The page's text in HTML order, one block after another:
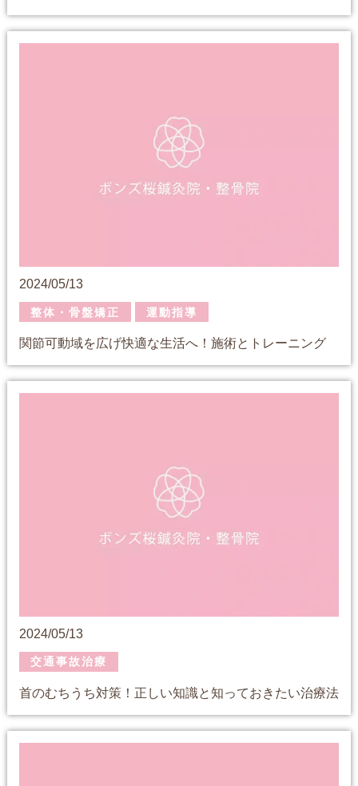
2024/05/13
整体・骨盤矯正 運動指導
関節可動域を広げ快適な生活へ！施術とトレーニング
2024/05/13
交通事故治療
首のむちうち対策！正しい知識と知っておきたい治療法